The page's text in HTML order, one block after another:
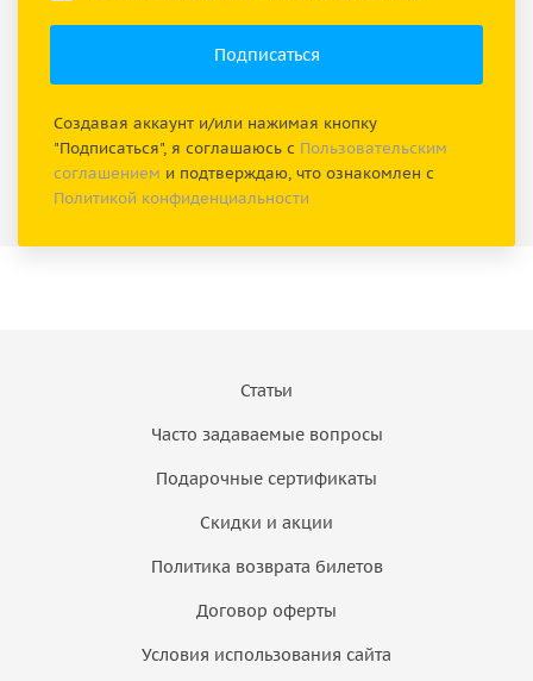
Создавая аккаунт и/или нажимая кнопку
"Подписаться", я соглашаюсь с Пользовательским
соглашением и подтверждаю, что ознакомлен с
Политикой конфиденциальности
Статьи
Часто задаваемые вопросы
Подарочные сертификаты
Скидки и акции
Политика возврата билетов
Договор оферты
Условия использования сайта